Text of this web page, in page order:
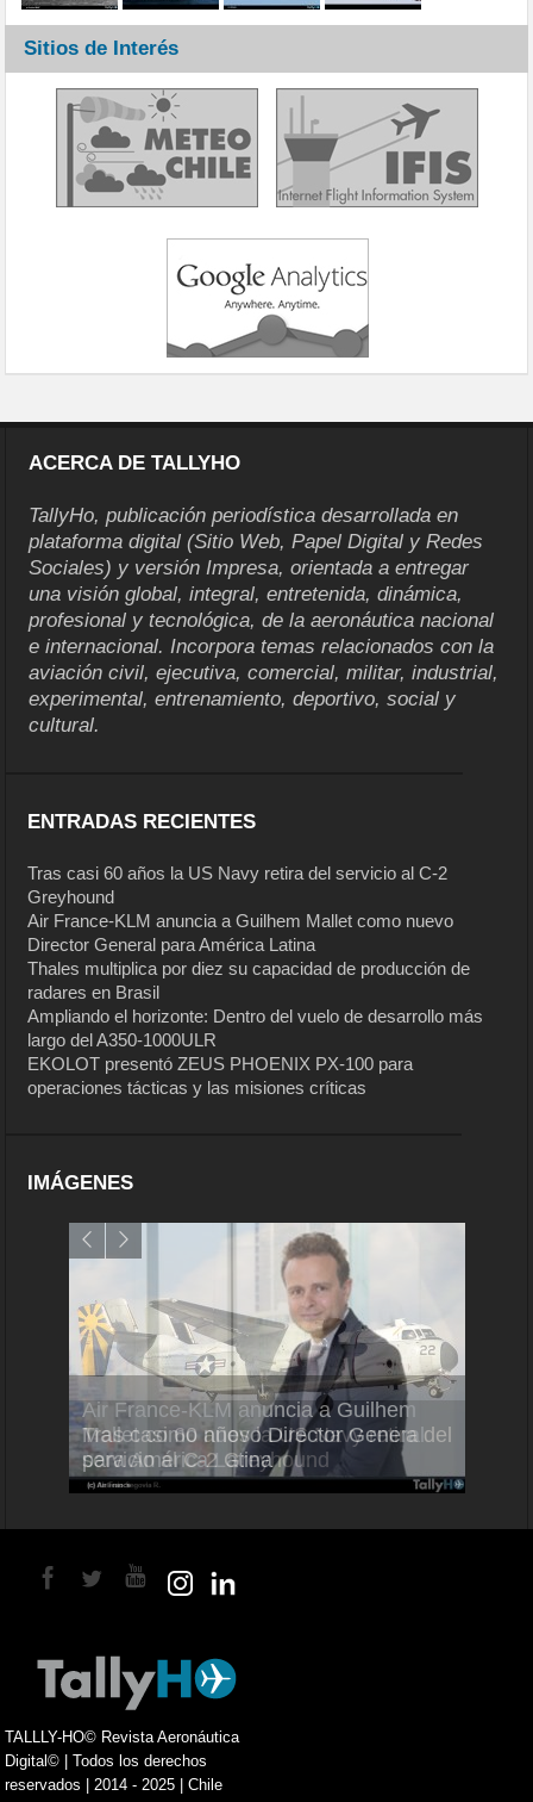
Sitios de Interés
ACERCA DE TALLYHO
TallyHo, publicación periodística desarrollada en
plataforma digital (Sitio Web, Papel Digital y Redes
Sociales) y versión Impresa, orientada a entregar
una visión global, integral, entretenida, dinámica,
profesional y tecnológica, de la aeronáutica nacional
e internacional. Incorpora temas relacionados con la
aviación civil, ejecutiva, comercial, militar, industrial,
experimental, entrenamiento, deportivo, social y
cultural.
ENTRADAS RECIENTES
Tras casi 60 años la US Navy retira del servicio al C-2
Greyhound
Air France-KLM anuncia a Guilhem Mallet como nuevo
Director General para América Latina
Thales multiplica por diez su capacidad de producción de
radares en Brasil
Ampliando el horizonte: Dentro del vuelo de desarrollo más
largo del A350-1000ULR
EKOLOT presentó ZEUS PHOENIX PX-100 para
operaciones tácticas y las misiones críticas
IMÁGENES
Air France-KLM anuncia a Guilhem
Mallet como nuevo Director General
para América Latina
TALLLY-HO© Revista Aeronáutica
Digital© | Todos los derechos
reservados | 2014 - 2025 | Chile